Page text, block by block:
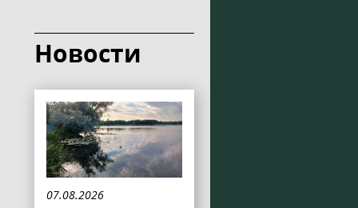
Новости
07.08.2026